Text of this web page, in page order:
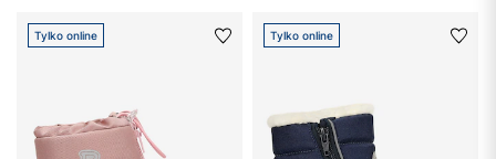
Tylko online Tylko online